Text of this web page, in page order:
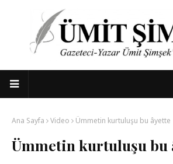
Ana Sayfa Video Ümmetin kurtuluşu bu âyette
Ümmetin kurtuluşu bu